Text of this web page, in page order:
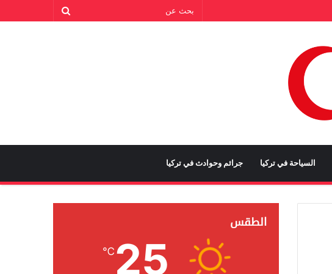
السياحة في تركيا جرائم وحوادث في تركيا
الطقس
25
℃